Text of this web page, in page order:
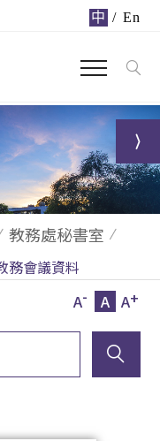
中 / En
教務處秘書室
務會議資料
A- A A+